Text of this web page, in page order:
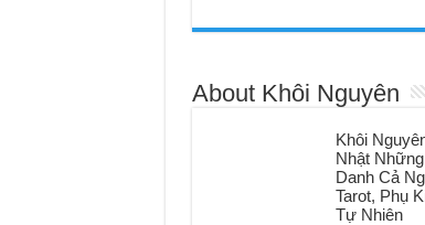
About Khôi Nguyên
Khôi
Nhật
Danh Cả
Tarot, Phụ
Tự Nhiên